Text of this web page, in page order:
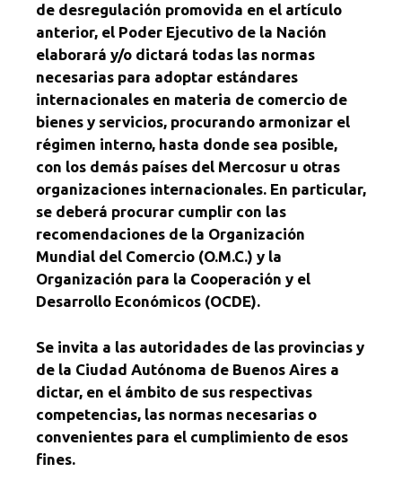
de desregulación promovida en el artículo
anterior, el Poder Ejecutivo de la Nación
elaborará y/o dictará todas las normas
necesarias para adoptar estándares
internacionales en materia de comercio de
bienes y servicios, procurando armonizar el
régimen interno, hasta donde sea posible,
con los demás países del Mercosur u otras
organizaciones internacionales. En particular,
se deberá procurar cumplir con las
recomendaciones de la Organización
Mundial del Comercio (O.M.C.) y la
Organización para la Cooperación y el
Desarrollo Económicos (OCDE).
Se invita a las autoridades de las provincias y
de la Ciudad Autónoma de Buenos Aires a
dictar, en el ámbito de sus respectivas
competencias, las normas necesarias o
convenientes para el cumplimiento de esos
fines.